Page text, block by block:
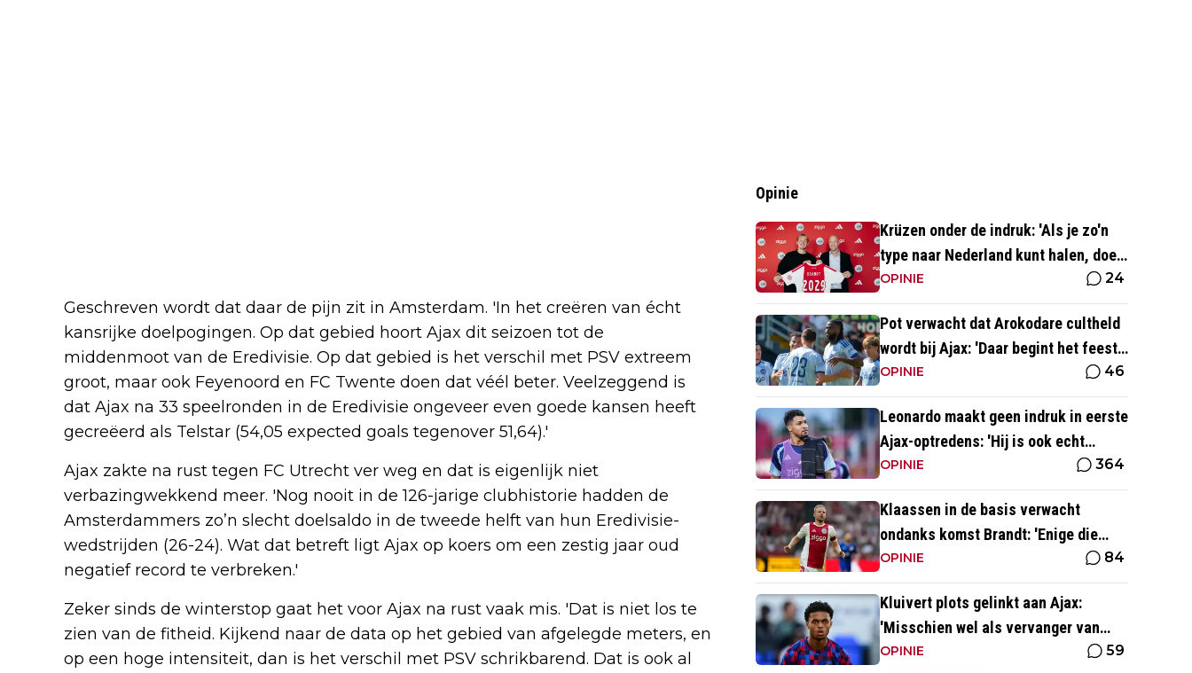
Geschreven wordt dat daar de pijn zit in Amsterdam. 'In het creëren van écht
kansrijke doelpogingen. Op dat gebied hoort Ajax dit seizoen tot de
middenmoot van de Eredivisie. Op dat gebied is het verschil met PSV extreem
groot, maar ook Feyenoord en FC Twente doen dat véél beter. Veelzeggend is
dat Ajax na 33 speelronden in de Eredivisie ongeveer even goede kansen heeft
gecreëerd als Telstar (54,05 expected goals tegenover 51,64).'
Ajax zakte na rust tegen FC Utrecht ver weg en dat is eigenlijk niet
verbazingwekkend meer. 'Nog nooit in de 126-jarige clubhistorie hadden de
Amsterdammers zo’n slecht doelsaldo in de tweede helft van hun Eredivisie-
wedstrijden (26-24). Wat dat betreft ligt Ajax op koers om een zestig jaar oud
negatief record te verbreken.'
Zeker sinds de winterstop gaat het voor Ajax na rust vaak mis. 'Dat is niet los te
zien van de fitheid. Kijkend naar de data op het gebied van afgelegde meters, en
op een hoge intensiteit, dan is het verschil met PSV schrikbarend. Dat is ook al
Opinie
Krüzen onder de indruk: 'Als je zo'n
type naar Nederland kunt halen, doe
je iets goed'
OPINIE 24
Pot verwacht dat Arokodare cultheld
wordt bij Ajax: 'Daar begint het feest
eigenlijk al'
OPINIE 46
Leonardo maakt geen indruk in eerste
Ajax-optredens: 'Hij is ook echt
langzaam'
OPINIE 364
Klaassen in de basis verwacht
ondanks komst Brandt: 'Enige die
daar goed kan spelen'
OPINIE 84
Kluivert plots gelinkt aan Ajax:
'Misschien wel als vervanger van
Mika Godts'
OPINIE 59